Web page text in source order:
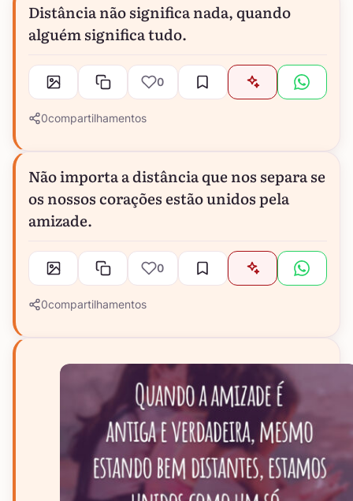
Distância não significa nada, quando
alguém significa tudo.
0
0compartilhamentos
Não importa a distância que nos separa se
os nossos corações estão unidos pela
amizade.
0
0compartilhamentos